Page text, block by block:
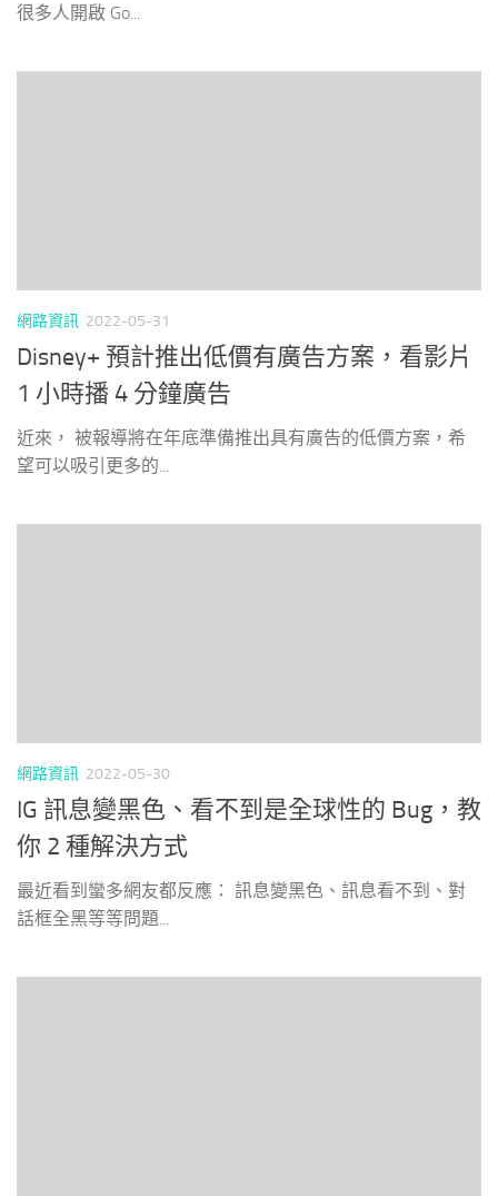
很多人開啟 Go...
網路資訊 2022-05-31
Disney+ 預計推出低價有廣告方案，看影片
1 小時播 4 分鐘廣告
近來， 被報導將在年底準備推出具有廣告的低價方案，希
望可以吸引更多的...
網路資訊 2022-05-30
IG 訊息變黑色、看不到是全球性的 Bug，教
你 2 種解決方式
最近看到蠻多網友都反應： 訊息變黑色、訊息看不到、對
話框全黑等等問題...